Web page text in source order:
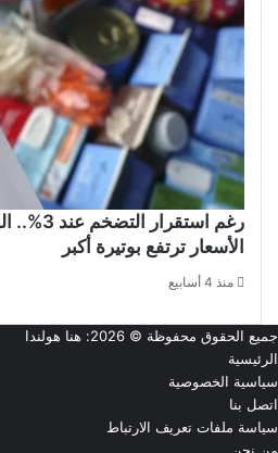
رغم
الأسعار ترتفع بوتيرة أكبر
منذ 4 أسابيع
جميع الحقوق محفوظة © 2026:
هنا هولندا
الرئيسية
سياسية الخصوصية
اتصل بنا
سياسة ملفات تعريف الارتباط